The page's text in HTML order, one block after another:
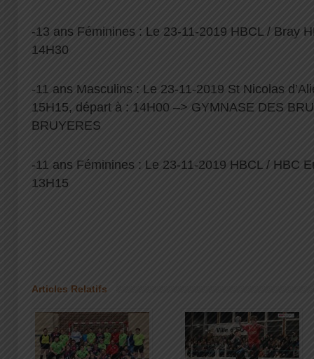
-13 ans Féminines : Le 23-11-2019 HBCL / Bray
14H30
-11 ans Masculins : Le 23-11-2019 St Nicolas
15H15, départ à : 14H00 –> GYMNASE DES
BRUYERES
-11 ans Féminines : Le 23-11-2019 HBCL / HBC
13H15
Articles Relatifs